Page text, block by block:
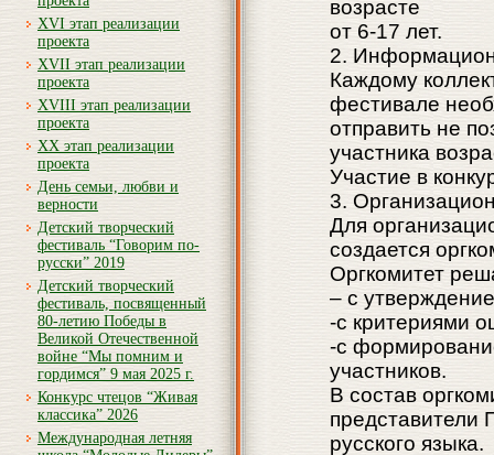
XVI этап реализации
проекта
XVII этап реализации
проекта
XVIII этап реализации
проекта
XX этап реализации
проекта
День семьи, любви и
верности
Детский творческий
фестиваль “Говорим по-
русски” 2019
Детский творческий
фестиваль, посвященный
80-летию Победы в
Великой Отечественной
войне “Мы помним и
гордимся” 9 мая 2025 г.
Конкурс чтецов “Живая
классика” 2026
Международная летняя
возрасте
от 6-17 лет.
2.
Каждому
фестивале
отправить не
участника
Участие в
3.
Для
создается
Оргкомитет
– с
-с критериями
-с
участников.
В состав
представители
русского языка.